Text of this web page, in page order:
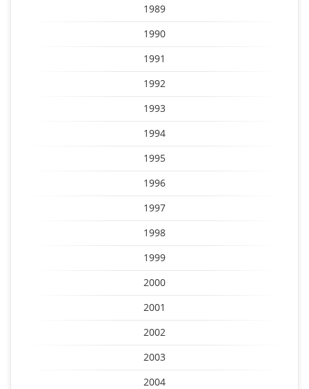
1989
1990
1991
1992
1993
1994
1995
1996
1997
1998
1999
2000
2001
2002
2003
2004